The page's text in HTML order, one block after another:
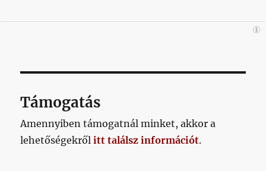
Támogatás
Amennyiben támogatnál minket, akkor a
lehetőségekrőlitt találsz információt.